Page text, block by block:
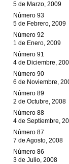
5 de Marzo, 2009
Número 93
5 de Febrero, 2009
Número 92
1 de Enero, 2009
Número 91
4 de Diciembre,
Número 90
6 de Noviembre,
Número 89
2 de Octubre, 2008
Número 88
4 de Septiembre,
Número 87
7 de Agosto, 2008
Número 86
3 de Julio, 2008